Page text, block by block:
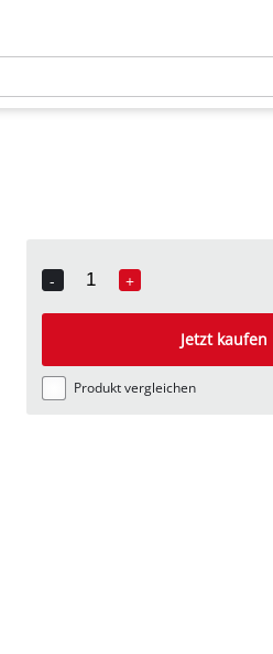
-
Quantity
+
Jetzt kaufen
Produkt vergleichen